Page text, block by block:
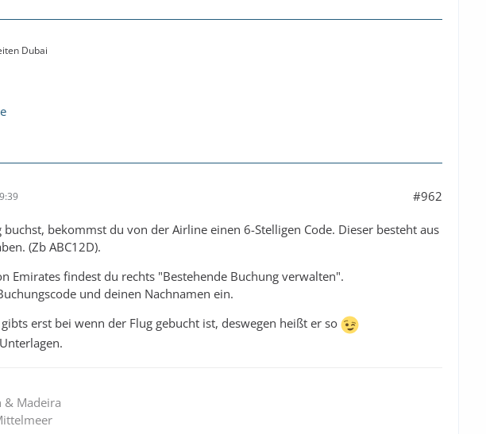
Dubai
#962
buchst, bekommst du von der Airline einen 6-Stelligen Code. Dieser besteht aus
(Zb ABC12D).
Emirates findest du rechts "Bestehende Buchung verwalten".
und deinen Nachnamen ein.
erst bei wenn der Flug gebucht ist, deswegen heißt er so
& Madeira